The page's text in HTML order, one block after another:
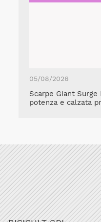
05/08/2026
Scarpe Giant
potenza e calzata